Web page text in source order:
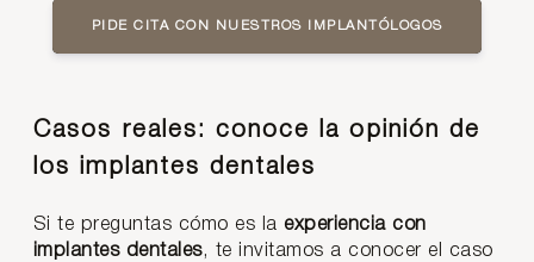
PIDE CITA CON NUESTROS IMPLANTÓLOGOS
Casos reales: conoce la opinión de
los implantes dentales
Si te preguntas cómo es la experiencia con
implantes dentales, te invitamos a conocer el caso